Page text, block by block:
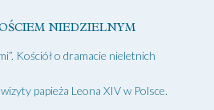
NIEDZIELNYM
Kościół o dramacie nieletnich
papieża Leona XIV w Polsce.